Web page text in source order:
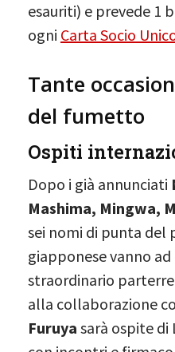
esauriti) e prevede 1
ogni Carta Socio
Tante
del fumetto
Ospiti
Dopo i già annunciati
Mashima, Mingwa,
sei nomi di punta
giapponese vanno
straordinario
alla collaborazione
Furuya sarà ospite di